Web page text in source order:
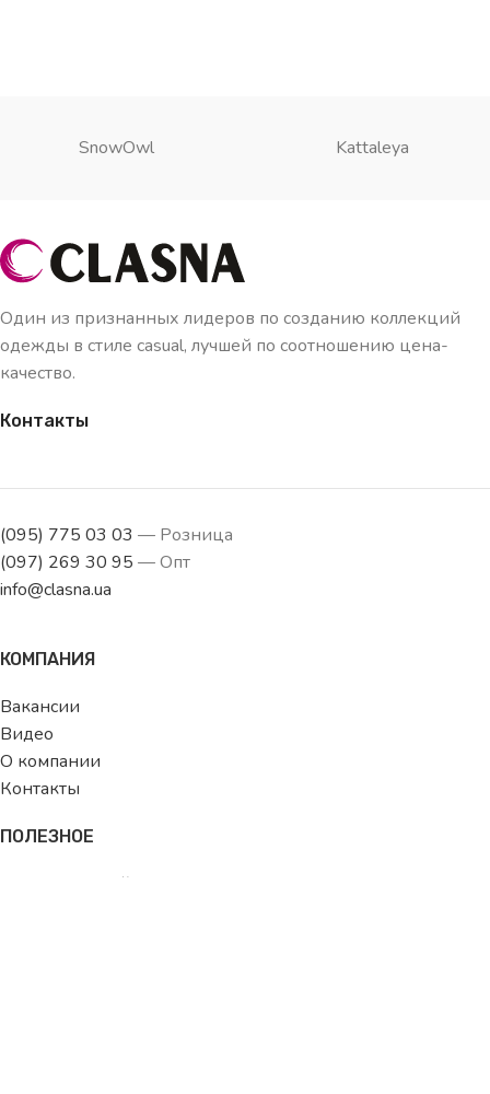
SnowOwl Kattaleya
Один из признанных лидеров по созданию коллекций
одежды в стиле casual, лучшей по соотношению цена-
качество.
Контакты
(095) 775 03 03 — Розница
(097) 269 30 95 — Опт
info@clasna.ua
КОМПАНИЯ
Вакансии
Видео
О компании
Контакты
ПОЛЕЗНОЕ
Состав изделий